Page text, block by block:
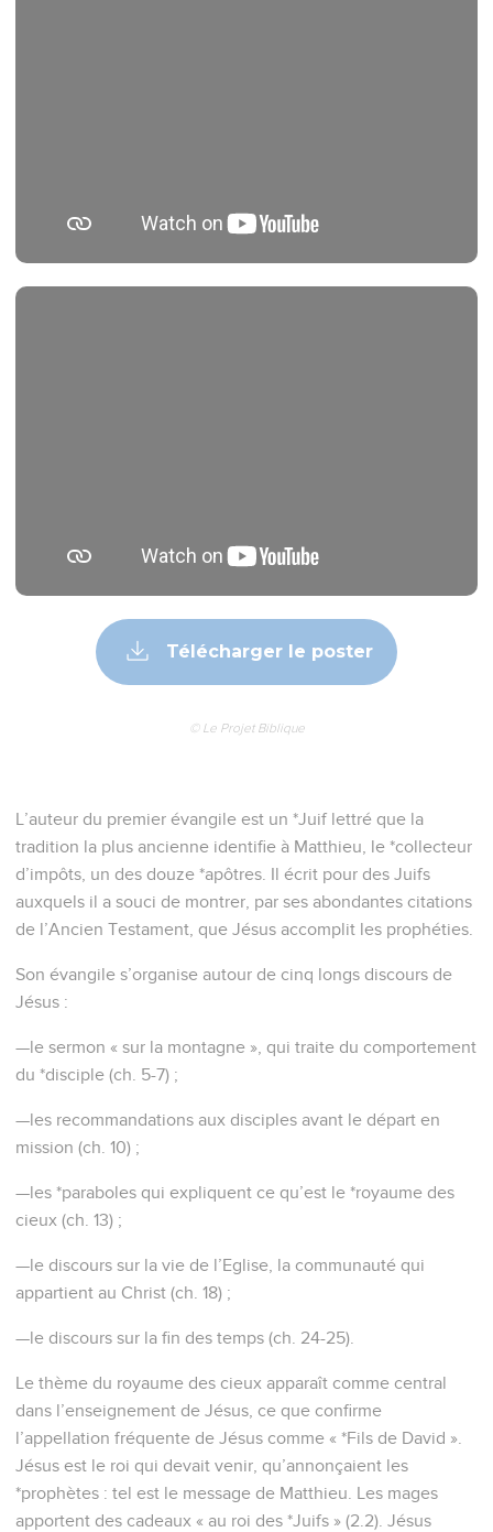
Télécharger le poster
© Le Projet Biblique
L’auteur du premier évangile est un *Juif lettré que la
tradition la plus ancienne identifie à Matthieu, le *collecteur
d’impôts, un des douze *apôtres. Il écrit pour des Juifs
auxquels il a souci de montrer, par ses abondantes citations
de l’Ancien Testament, que Jésus accomplit les prophéties.
Son évangile s’organise autour de cinq longs discours de
Jésus :
—le sermon « sur la montagne », qui traite du comportement
du *disciple (ch. 5-7) ;
—les recommandations aux disciples avant le départ en
mission (ch. 10) ;
—les *paraboles qui expliquent ce qu’est le *royaume des
cieux (ch. 13) ;
—le discours sur la vie de l’Eglise, la communauté qui
appartient au Christ (ch. 18) ;
—le discours sur la fin des temps (ch. 24-25).
Le thème du royaume des cieux apparaît comme central
dans l’enseignement de Jésus, ce que confirme
l’appellation fréquente de Jésus comme « *Fils de David ».
Jésus est le roi qui devait venir, qu’annonçaient les
*prophètes : tel est le message de Matthieu. Les mages
apportent des cadeaux « au roi des *Juifs » (2.2). Jésus